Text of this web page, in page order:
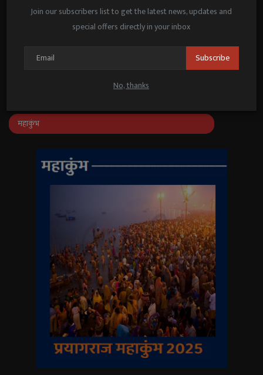
Join our subscribers list to get the latest news, updates and
special offers directly in your inbox
Subscribe
No, thanks
Janmat News May 21, 2025
जनप्रतिनिधि–अधिकारियों के संवाद के लिए
महाकुंभ